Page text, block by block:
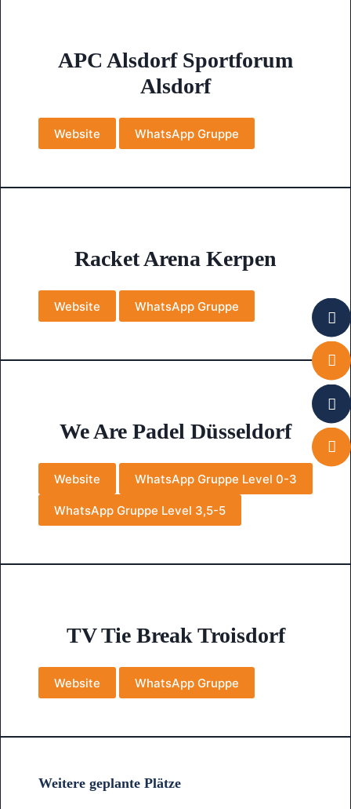
APC Alsdorf Sportforum
Alsdorf
Website WhatsApp Gruppe
Racket Arena Kerpen
Website WhatsApp Gruppe
We Are Padel Düsseldorf
Website WhatsApp Gruppe Level 0-3
WhatsApp Gruppe Level 3,5-5
TV Tie Break Troisdorf
Website WhatsApp Gruppe
Weitere geplante Plätze